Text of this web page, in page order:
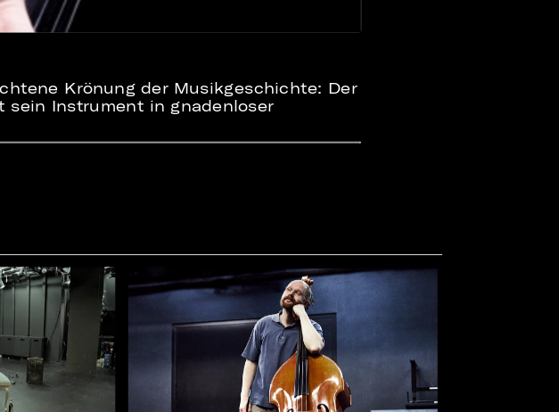
Krönung der Musikgeschichte: Der
sein Instrument in gnadenloser